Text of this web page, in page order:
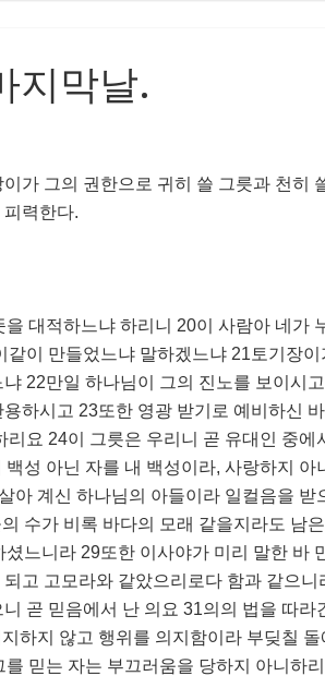
지막날.
가 그의 권한으로 귀히 쓸 그릇과 천히
력한다.
대적하느냐 하리니 20이 사람아 네가
이 만들었느냐 말하겠느냐 21토기장이
22만일 하나님이 그의 진노를 보이시고
하시고 23또한 영광 받기로 예비하신
요 24이 그릇은 우리니 곧 유대인 중에
성 아닌 자를 내 백성이라, 사랑하지 아
아 계신 하나님의 아들이라 일컬음을 받
수가 비록 바다의 모래 같을지라도 남
느니라 29또한 이사야가 미리 말한 바
고 고모라와 같았으리로다 함과 같으니
곧 믿음에서 난 의요 31의의 법을 따라
하지 않고 행위를 의지함이라 부딪칠 돌
믿는 자는 부끄러움을 당하지 아니하